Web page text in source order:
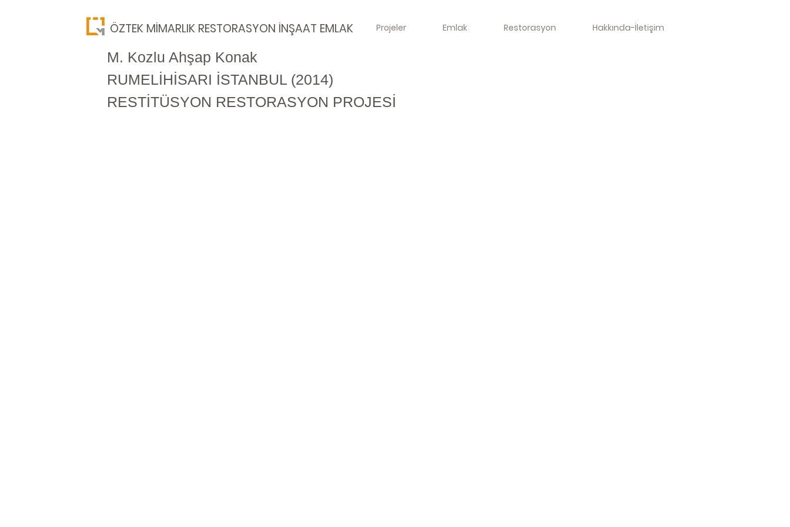
​ÖZTEK MİMARLIK RESTORASYON İNŞAAT EMLAK Projeler Emlak Restorasyon Hakkında-İletişim
M. Kozlu Ahşap Konak
RUMELİHİSARI İSTANBUL (2014)
RESTİTÜSYON RESTORASYON PROJESİ